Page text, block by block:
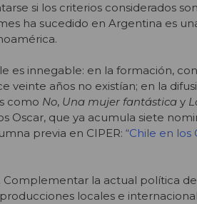
si los criterios considerados
ha sucedido en Argentina es
es innegable: en la formación,
veinte años no existían; en la
como No, Una mujer fantástica y
Oscar, que ya acumula siete
previa en CIPER: “Chile en los
la actual política
locales e